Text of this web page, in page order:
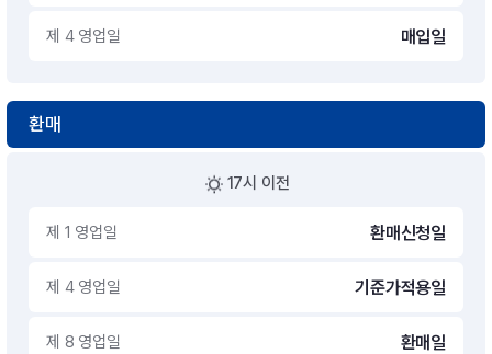
제 4 영업일 매입일
환매
17시 이전
제 1 영업일 환매신청일
제 4 영업일 기준가적용일
제 8 영업일 환매일